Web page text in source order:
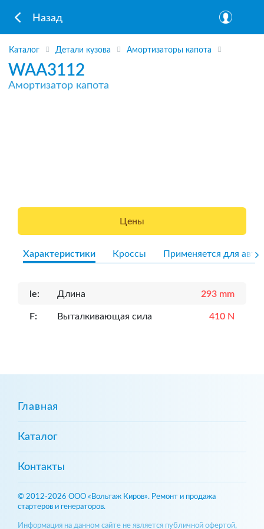
Назад
Каталог Детали кузова Амортизаторы капота
WAA3112
Амортизатор капота
Цены
Характеристики Кроссы Применяется для авто
le: Длина 293 mm
F: Выталкивающая сила 410 N
Главная
Каталог
Контакты
© 2012-2026 ООО «Вольтаж Киров». Ремонт и продажа
стартеров и генераторов.
Информация на данном сайте не является публичной офертой,